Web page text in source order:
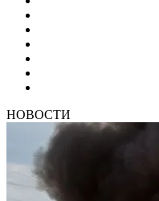
НОВОСТИ